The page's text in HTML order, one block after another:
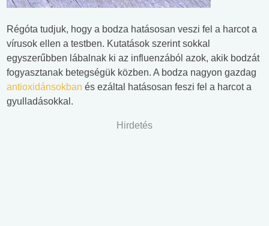
Régóta tudjuk, hogy a bodza hatásosan veszi fel a harcot a
vírusok ellen a testben. Kutatások szerint sokkal
egyszerűbben lábalnak ki az influenzából azok, akik bodzát
fogyasztanak betegségük közben. A bodza nagyon gazdag
antioxidánsokban és ezáltal hatásosan feszi fel a harcot a
gyulladásokkal.
Hirdetés